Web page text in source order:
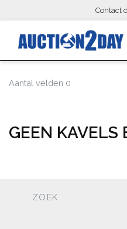
Contact
Aantal velden 0
GEEN KAVELS
ZOEK